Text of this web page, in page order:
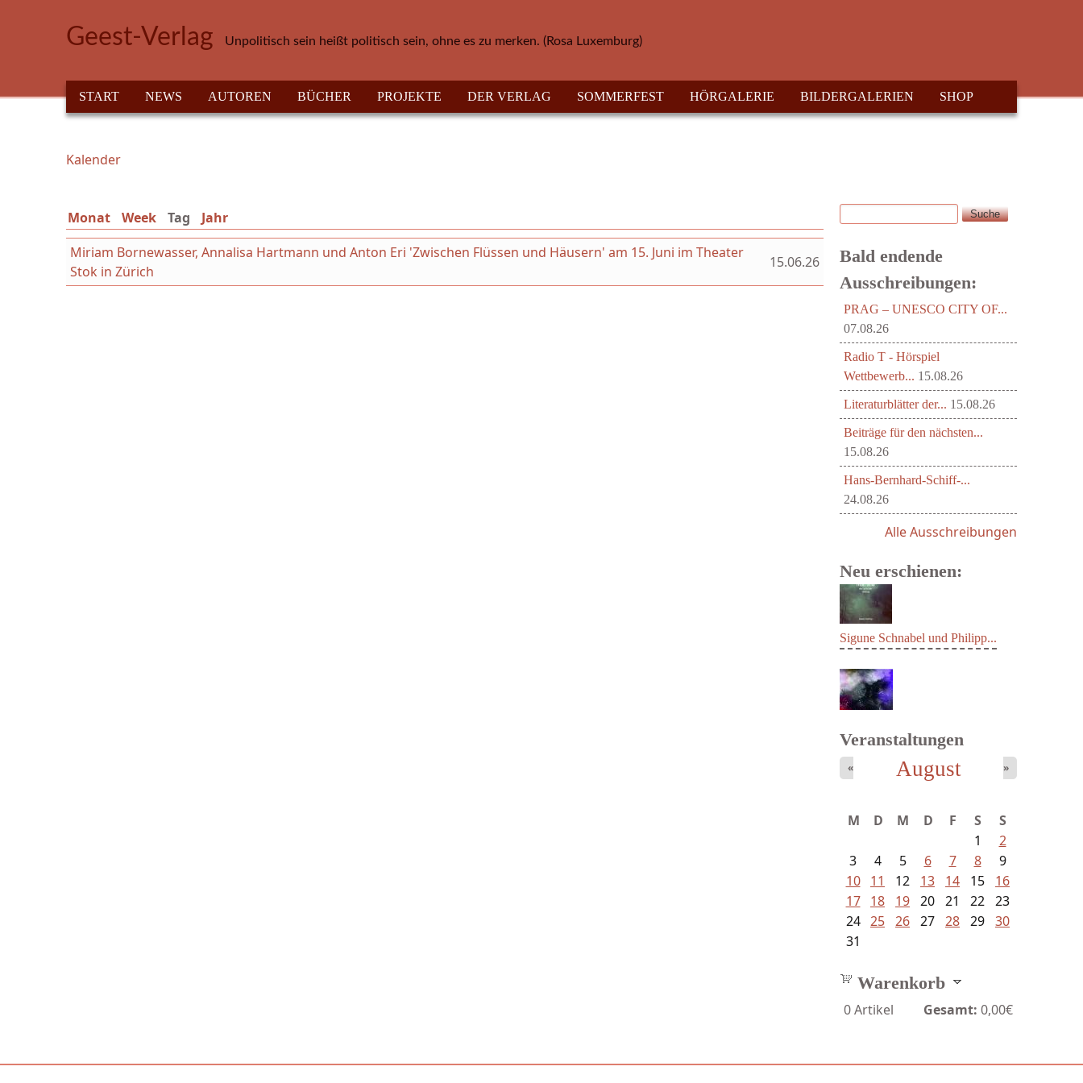
Geest-Verlag Unpolitisch sein heißt politisch sein, ohne es zu merken. (Rosa Luxemburg)
HAUPTMENÜ
START NEWS AUTOREN BÜCHER PROJEKTE DER VERLAG SOMMERFEST HÖRGALERIE BILDERGALERIEN SHOP
Sie sind hier
Kalender
Monat Week Tag (aktiver Reiter)
Jahr
Miriam Bornewasser, Annalisa Hartmann und Anton Eri 'Zwischen Flüssen und Häusern' am 15. Juni im Theater
Stok in Zürich
15.06.26
Suchformular
Suche
Bald endende
Ausschreibungen:
PRAG – UNESCO CITY OF...
07.08.26
Radio T - Hörspiel
Wettbewerb... 15.08.26
Literaturblätter der... 15.08.26
Beiträge für den nächsten...
15.08.26
Hans-Bernhard-Schiff-...
24.08.26
Alle Ausschreibungen
Neu erschienen:
Dichtungen...
Sigune Schnabel und Philipp...
Veranstaltungen
August
« »
M D M D F S
S
1
2
3
4 5 6 7 8
9
10
11 12 13 14 15
16
17
18 19 20 21 22 23
24 25 26 27 28 29 30
31
Warenkorb
0Artikel Gesamt: 0,00€